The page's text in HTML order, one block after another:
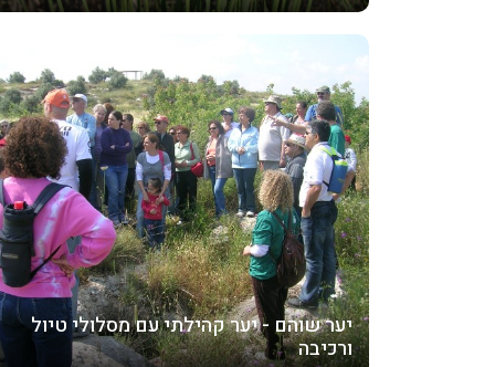
יער שוהם - יער קהילתי עם מסלולי טיול
ורכיבה